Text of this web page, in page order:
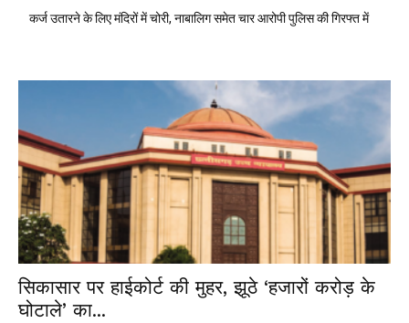
कर्ज उतारने के लिए मंदिरों में चोरी, नाबालिग समेत चार आरोपी पुलिस की गिरफ्त में
सिकासार पर हाईकोर्ट की मुहर, झूठे ‘हजारों करोड़ के
घोटाले’ का...